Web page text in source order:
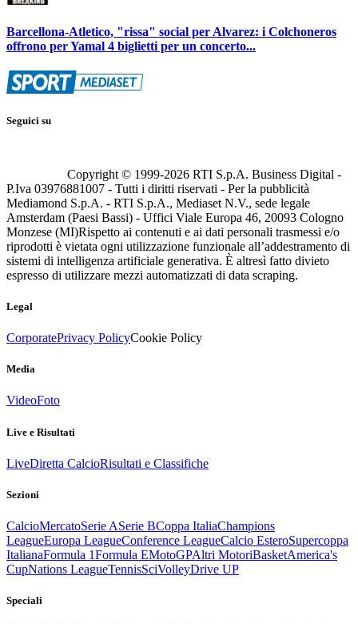
Barcellona-Atletico, "rissa" social per Alvarez: i Colchoneros
offrono per Yamal 4 biglietti per un concerto...
Seguici su
Copyright © 1999-2026 RTI S.p.A. Business Digital -
P.Iva 03976881007 - Tutti i diritti riservati - Per la pubblicità
Mediamond S.p.A. - RTI S.p.A., Mediaset N.V., sede legale
Amsterdam (Paesi Bassi) - Uffici Viale Europa 46, 20093 Cologno
Monzese (MI)Rispetto ai contenuti e ai dati personali trasmessi e/o
riprodotti è vietata ogni utilizzazione funzionale all’addestramento di
sistemi di intelligenza artificiale generativa. È altresì fatto divieto
espresso di utilizzare mezzi automatizzati di data scraping.
Legal
CorporatePrivacy PolicyCookie Policy
Media
VideoFoto
Live e Risultati
LiveDiretta CalcioRisultati e Classifiche
Sezioni
CalcioMercatoSerie ASerie BCoppa ItaliaChampions
LeagueEuropa LeagueConference LeagueCalcio EsteroSupercoppa
ItalianaFormula 1Formula EMotoGPAltri MotoriBasketAmerica's
CupNations LeagueTennisSciVolleyDrive UP
Speciali